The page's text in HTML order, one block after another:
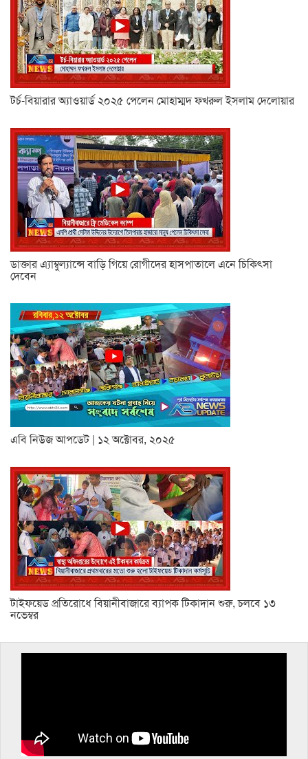
টর্চ-বিয়ারার অ্যাওয়ার্ড ২০২৫ পেলেন মোহাম্মদ ফখরুল ইসলাম দেলোয়ার
ডাক্তার এ্যাম্বুল্যান্সে বাড়ি গিয়ে রোগীদের হাসপাতালে এনে চিকিৎসা
দেবেন
এবি নিউজ আপডেট | ১২ অক্টোবর, ২০২৫
টাইফয়েড প্রতিরোধে বিয়ানীবাজারে ব্যাপক টিকাদান শুরু, চলবে ১৩
নভেম্বর